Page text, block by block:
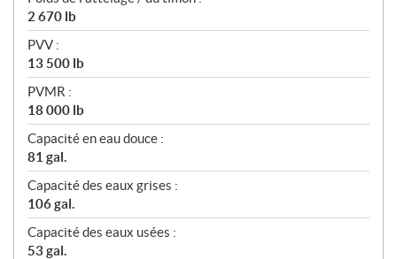
2 670 lb
PVV :
13 500 lb
PVMR :
18 000 lb
Capacité en eau douce :
81 gal.
Capacité des eaux grises :
106 gal.
Capacité des eaux usées :
53 gal.